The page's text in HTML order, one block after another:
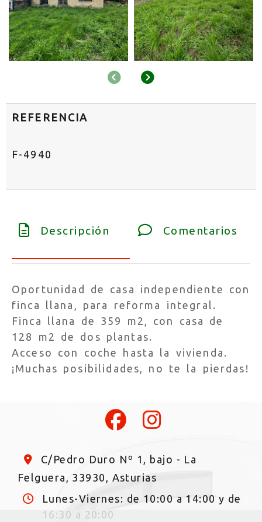
AnteriorSiguiente
REFERENCIA
F-4940
Descripción Comentarios
Oportunidad de casa independiente con
finca llana, para reforma integral.
Finca llana de 359 m2, con casa de
128 m2 de dos plantas.
Acceso con coche hasta la vivienda.
¡Muchas posibilidades, no te la pierdas!
C/Pedro Duro Nº 1, bajo - La
Felguera, 33930, Asturias
Lunes-Viernes: de 10:00 a 14:00 y de
16:30 a 20:00